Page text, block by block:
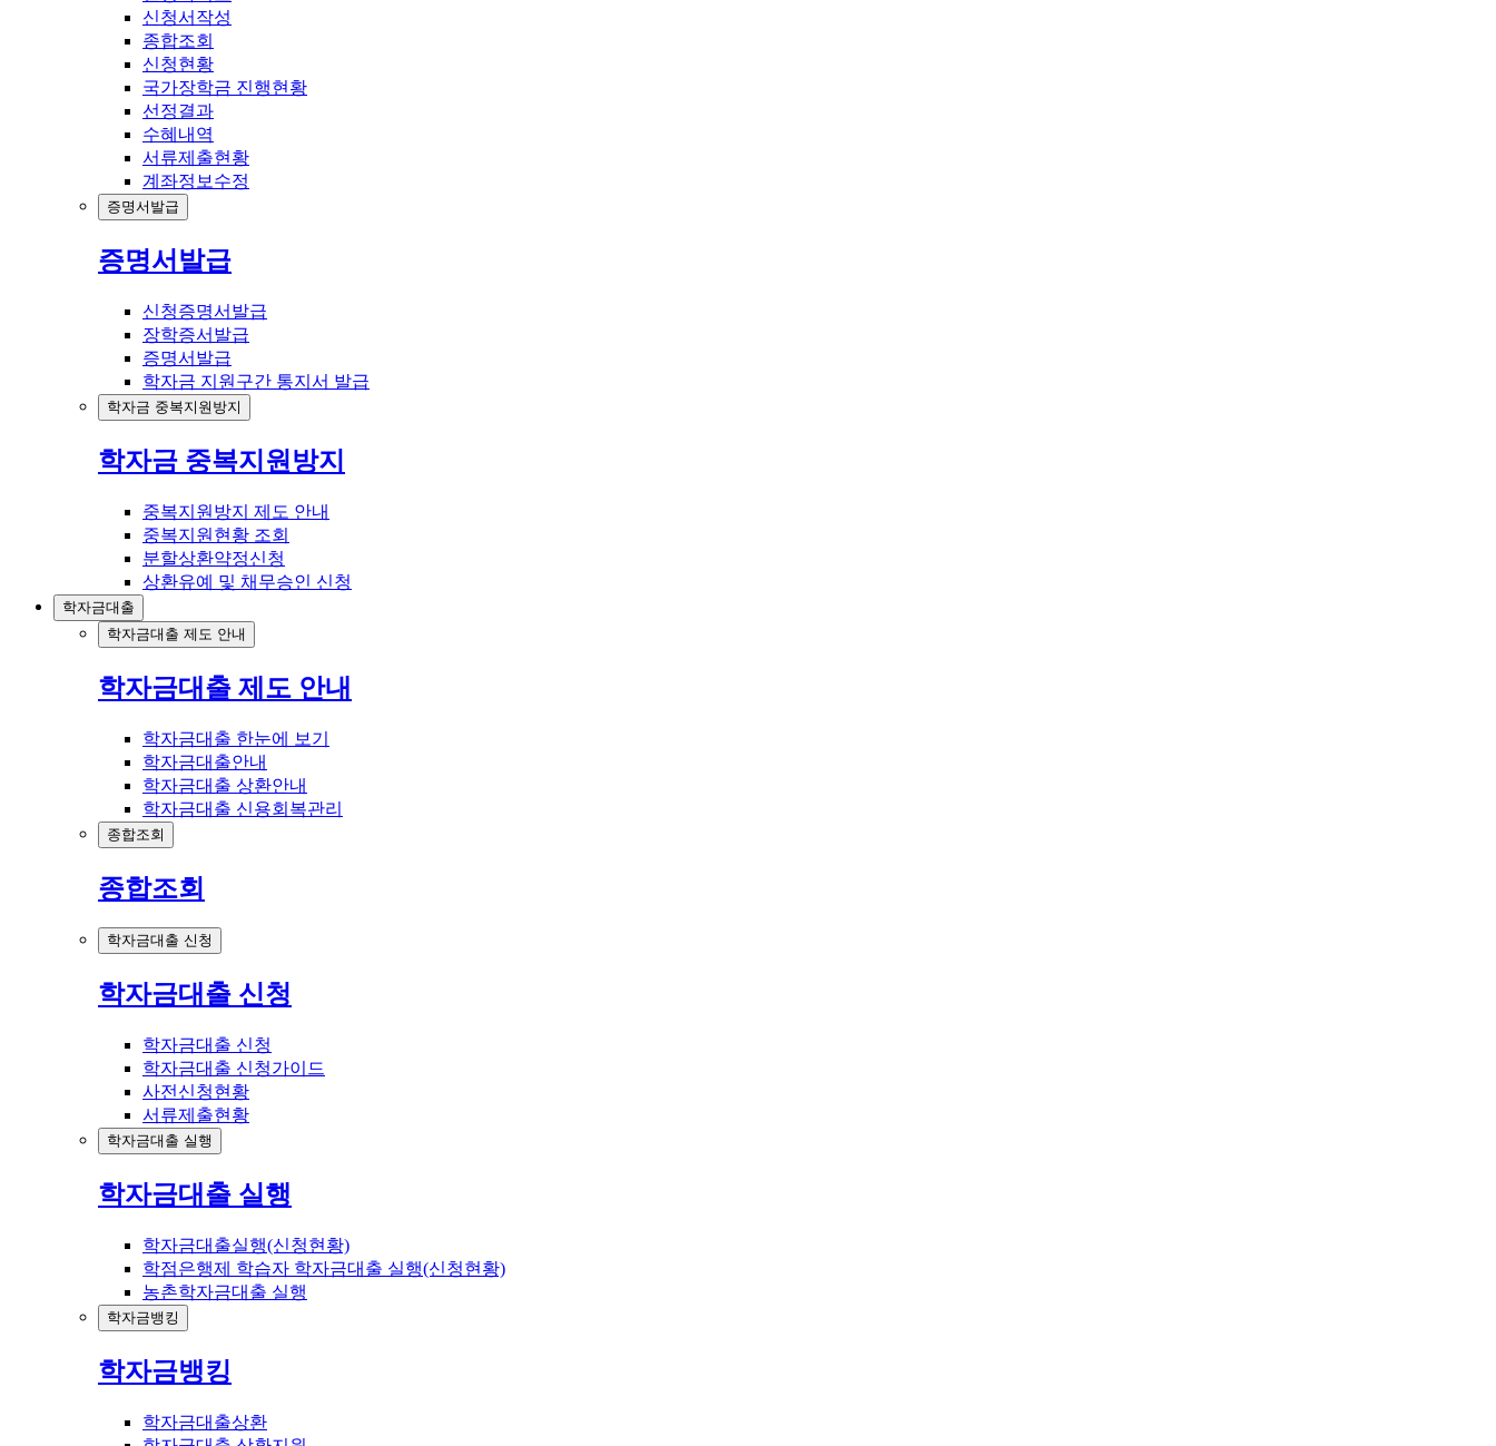
신청서작성
종합조회
신청현황
국가장학금 진행현황
선정결과
수혜내역
서류제출현황
계좌정보수정
증명서발급
증명서발급
신청증명서발급
장학증서발급
증명서발급
학자금 지원구간 통지서 발급
학자금 중복지원방지
학자금 중복지원방지
중복지원방지 제도 안내
중복지원현황 조회
분할상환약정신청
상환유예 및 채무승인 신청
학자금대출
학자금대출 제도 안내
학자금대출 제도 안내
학자금대출 한눈에 보기
학자금대출안내
학자금대출 상환안내
학자금대출 신용회복관리
종합조회
종합조회
학자금대출 신청
학자금대출 신청
학자금대출 신청
학자금대출 신청가이드
사전신청현황
서류제출현황
학자금대출 실행
학자금대출 실행
학자금대출실행(신청현황)
학점은행제 학습자 학자금대출 실행(신청현황)
농촌학자금대출 실행
학자금뱅킹
학자금뱅킹
학자금대출상환